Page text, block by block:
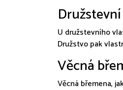
U družstevního
Družstvo pak
Věcná
Věcná břemena,